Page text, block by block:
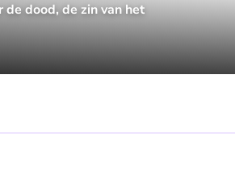
dood, de zin van het